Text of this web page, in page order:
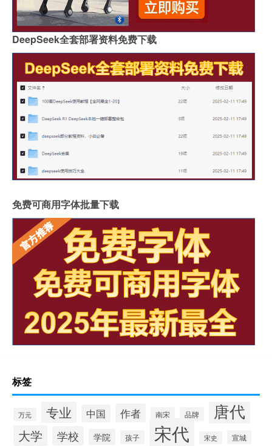
DeepSeek全套部署资料免费下载
免费可商用字体批量下载
标签
万元 专业 中国 作者 南宋 品牌 唐代
大学 学校 学院 孩子 宋代 宋史 宣城